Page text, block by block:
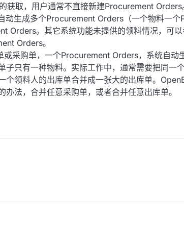
获取，用户通常不直接新建Procurement
动生成多个Procurement Orders（一个物料一
Orders。其它系统功能未提供的领料情况，可
Orders。
采购单，一个Procurement Orders，系统自动
只有一种物料。实际工作中，通常需要把同一
领料人的出库单合并成一张大的出库单。
法，合并任意采购单，或者合并任意出库单。